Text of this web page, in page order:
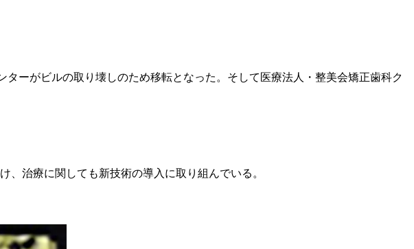
ーがビルの取り壊しのため移転となった。そして医療法人・整美会矯正歯科ク
治療に関しても新技術の導入に取り組んでいる。